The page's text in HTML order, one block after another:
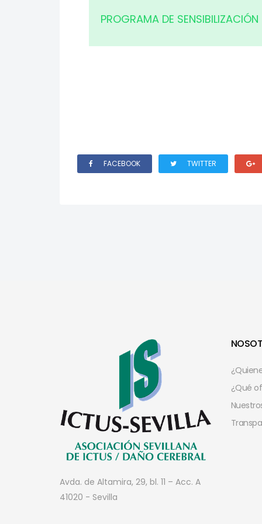
PROGRAMA DE
FACEBOOK TWITTER
Avda. de Altamira, 29, bl. 11 – Acc. A
41020 - Sevilla
¿Qué